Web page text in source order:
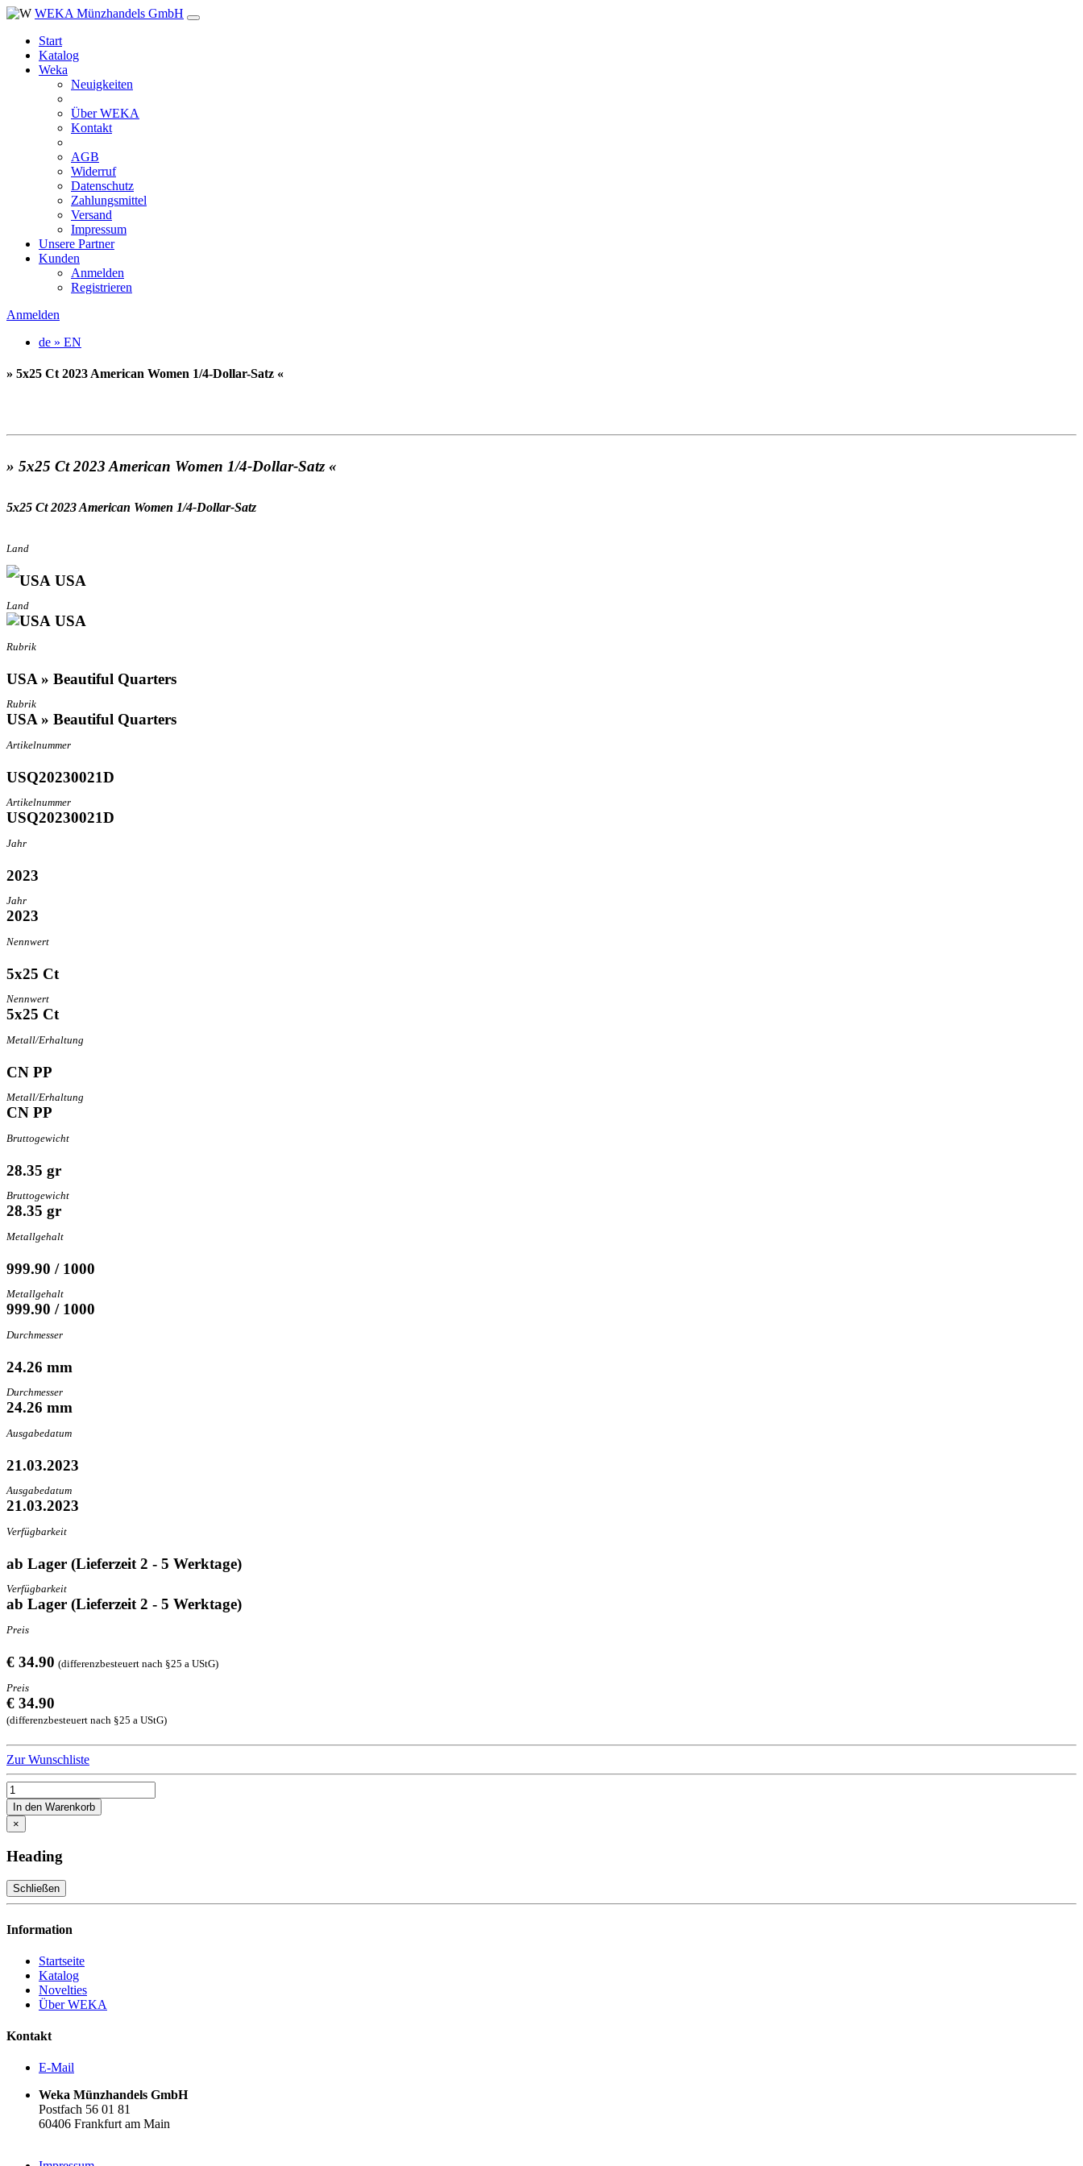
WEKA Münzhandels GmbH
Start
Katalog
Weka
Neuigkeiten
Über WEKA
Kontakt
AGB
Widerruf
Datenschutz
Zahlungsmittel
Versand
Impressum
Unsere Partner
Kunden
Anmelden
Registrieren
Anmelden
de » EN
» 5x25 Ct 2023 American Women 1/4-Dollar-Satz «
» 5x25 Ct 2023 American Women 1/4-Dollar-Satz «
5x25 Ct 2023 American Women 1/4-Dollar-Satz
Land
USA
Land
USA
Rubrik
USA » Beautiful Quarters
Rubrik
USA » Beautiful Quarters
Artikelnummer
USQ20230021D
Artikelnummer
USQ20230021D
Jahr
2023
Jahr
2023
Nennwert
5x25 Ct
Nennwert
5x25 Ct
Metall/Erhaltung
CN PP
Metall/Erhaltung
CN PP
Bruttogewicht
28.35 gr
Bruttogewicht
28.35 gr
Metallgehalt
999.90 / 1000
Metallgehalt
999.90 / 1000
Durchmesser
24.26 mm
Durchmesser
24.26 mm
Ausgabedatum
21.03.2023
Ausgabedatum
21.03.2023
Verfügbarkeit
ab Lager (Lieferzeit 2 - 5 Werktage)
Verfügbarkeit
ab Lager (Lieferzeit 2 - 5 Werktage)
Preis
€ 34.90 (differenzbesteuert nach §25 a UStG)
Preis
€ 34.90
(differenzbesteuert nach §25 a UStG)
Zur Wunschliste
In den Warenkorb
×
Heading
Schließen
Information
Startseite
Katalog
Novelties
Über WEKA
Kontakt
E-Mail
Weka Münzhandels GmbH
Postfach 56 01 81
60406 Frankfurt am Main